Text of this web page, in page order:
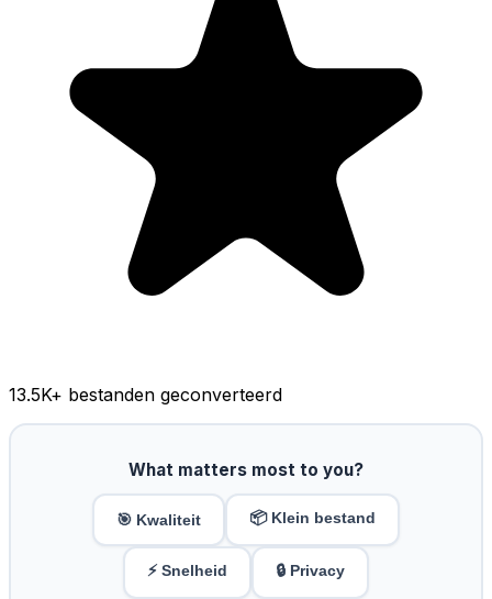
13.5K+ bestanden geconverteerd
What matters most to you?
🎯 Kwaliteit 📦 Klein bestand
⚡ Snelheid 🔒 Privacy